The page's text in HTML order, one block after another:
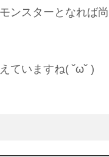
ンスターとなれば尚
ていますね( ˘ω˘ )